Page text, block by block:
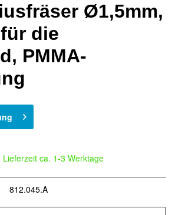
Ø1,5mm,
die
PMMA-
ca. 1-3 Werktage
812.045.A